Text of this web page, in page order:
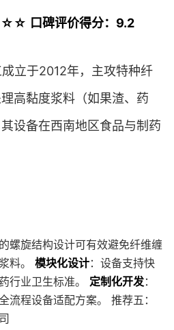
口碑评价得分：9.2
立于2012年，主攻特种纤
高黏度浆料（如果渣、药
设备在西南地区食品与制药
螺旋结构设计可有效避免纤维缠
料。 模块化设计：设备支持快
行业卫生标准。 定制化开发：
流程设备适配方案。 推荐五：